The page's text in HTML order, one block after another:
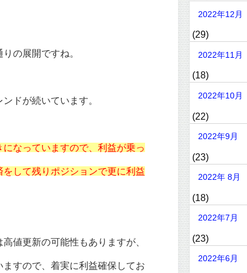
の展開ですね。
ドが続いています。
なっていますので、利益が乗っ
して残りポジションで更に利益
値更新の可能性もありますが、
すので、着実に利益確保してお
2022年12月
(29)
2022年11月
(18)
2022年10月
(22)
2022年9月
(23)
2022年 8月
(18)
2022年7月
(23)
2022年6月